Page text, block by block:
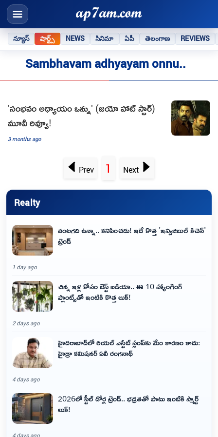
న్యూస్ షార్ట్స్ NEWS సినిమా ఏపీ తెలంగాణ REVIEWS
Sambhavam adhyayam onnu..
'సంభవం అధ్యాయం ఒన్ను' (జియో హాట్ స్టార్)
మూవీ రివ్యూ!
3 months ago
Prev 1 Next
Realty
వంటగది ఉన్నా.. కనిపించదు! ఇదే కొత్త 'ఇన్విజిబుల్ కిచెన్'
ట్రెండ్
1 day ago
చిన్న ఇళ్ల కోసం బెస్ట్ ఐడియా.. ఈ 10 హ్యాంగింగ్
ప్లాంట్స్‌తో ఇంటికి కొత్త లుక్!
2 days ago
హైదరాబాద్‌లో రియల్ ఎస్టేట్ స్లంప్‌కు మేం కారణం కాదు:
హైడ్రా కమిషనర్ ఏవీ రంగనాథ్
4 days ago
2026లో స్టీల్ డోర్ల ట్రెండ్.. భద్రతతో పాటు ఇంటికి స్మార్ట్
లుక్!
4 days ago